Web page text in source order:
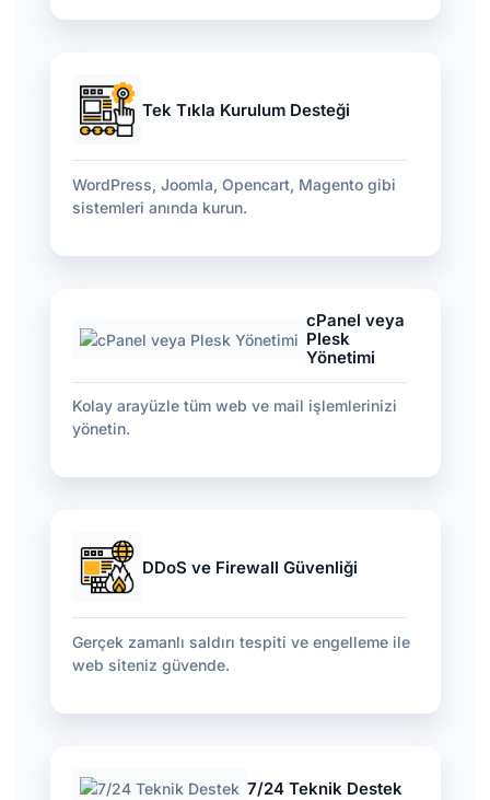
Tek Tıkla Kurulum Desteği
WordPress, Joomla, Opencart, Magento gibi
sistemleri anında kurun.
cPanel veya
Plesk
Yönetimi
Kolay arayüzle tüm web ve mail işlemlerinizi
yönetin.
DDoS ve Firewall Güvenliği
Gerçek zamanlı saldırı tespiti ve engelleme ile
web siteniz güvende.
7/24 Teknik Destek